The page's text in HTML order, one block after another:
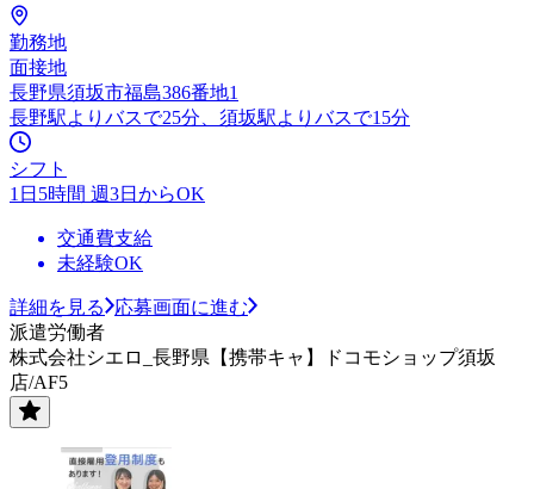
勤務地
面接地
長野県須坂市福島386番地1
長野駅よりバスで25分、須坂駅よりバスで15分
シフト
1日5時間 週3日からOK
交通費支給
未経験OK
詳細を見る
応募画面に進む
派遣労働者
株式会社シエロ_長野県【携帯キャ】ドコモショップ須坂
店/AF5